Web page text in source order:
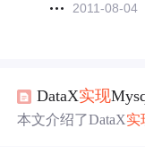
2011-08-04
DataX实现
本文介绍了DataX实